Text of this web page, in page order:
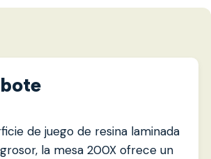
de juego de resina laminada
la mesa 200X ofrece un